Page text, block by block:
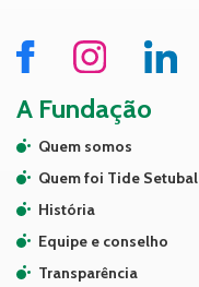
A Fundação
Quem somos
Quem foi Tide Setubal
História
Equipe e conselho
Transparência